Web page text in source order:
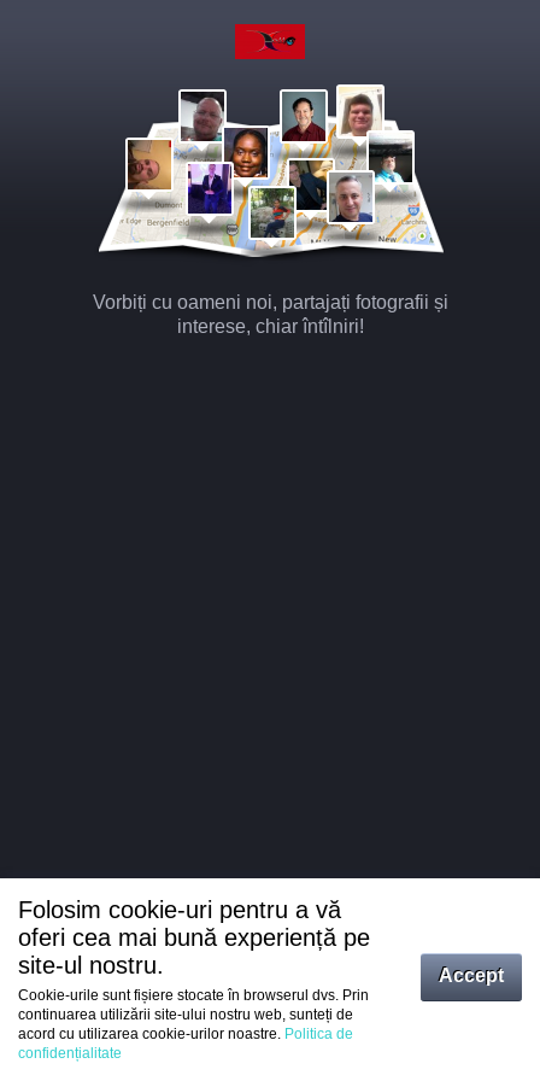
Vorbiți cu oameni noi, partajați fotografii și
interese, chiar întîlniri!
Intrați
Folosim cookie-uri pentru a vă
oferi cea mai bună experiență pe
site-ul nostru.
Cookie-urile sunt fișiere stocate în browserul dvs. Prin
continuarea utilizării site-ului nostru web, sunteți de
acord cu utilizarea cookie-urilor noastre. Politica de
confidențialitate
Accept